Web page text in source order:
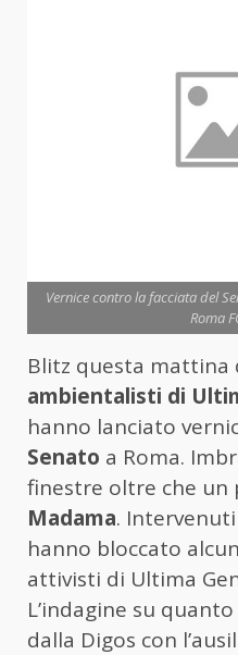
Vernice contro la facciata del
Roma
Blitz questa mattina
ambientalisti di
hanno lanciato
Senato a Roma.
finestre oltre che un
Madama.
hanno bloccato
attivisti di Ultima
L’indagine su
dalla Digos con